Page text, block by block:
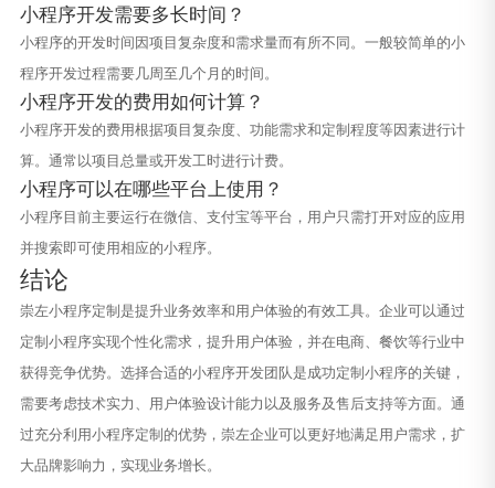
小程序开发需要多长时间？
小程序的开发时间因项目复杂度和需求量而有所不同。一般较简单的小
程序开发过程需要几周至几个月的时间。
小程序开发的费用如何计算？
小程序开发的费用根据项目复杂度、功能需求和定制程度等因素进行计
算。通常以项目总量或开发工时进行计费。
小程序可以在哪些平台上使用？
小程序目前主要运行在微信、支付宝等平台，用户只需打开对应的应用
并搜索即可使用相应的小程序。
结论
崇左小程序定制是提升业务效率和用户体验的有效工具。企业可以通过
定制小程序实现个性化需求，提升用户体验，并在电商、餐饮等行业中
获得竞争优势。选择合适的小程序开发团队是成功定制小程序的关键，
需要考虑技术实力、用户体验设计能力以及服务及售后支持等方面。通
过充分利用小程序定制的优势，崇左企业可以更好地满足用户需求，扩
大品牌影响力，实现业务增长。